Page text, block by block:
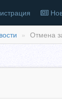
Отмена